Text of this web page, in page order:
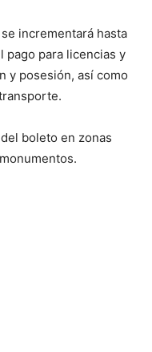
incrementará hasta
pago para licencias y
y posesión, así como
boleto en zonas